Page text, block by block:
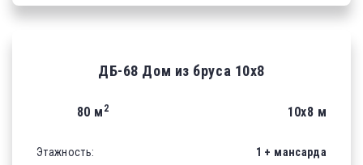
ДБ-68 Дом из бруса 10х8
80 м 2 10х8 м
Этажность:
1 + мансарда